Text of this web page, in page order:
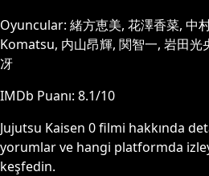
Oyuncular: 緒方恵美, 花澤香菜, 中
Komatsu, 内山昂輝, 関智一, 岩田
冴
IMDb Puanı: 8.1/10
Jujutsu Kaisen 0filmi hakkında
yorumlar ve hangi platformda
keşfedin.